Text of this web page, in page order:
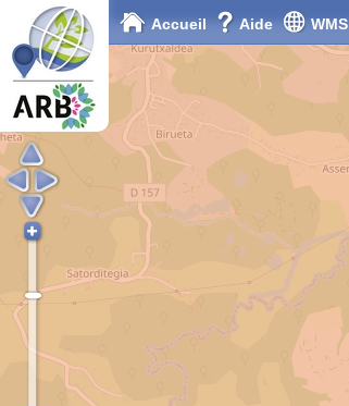
Accueil Aide WMS